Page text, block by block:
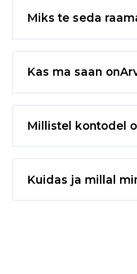
Miks te seda
Kas ma saan
Millistel kontodel
Kuidas ja millal